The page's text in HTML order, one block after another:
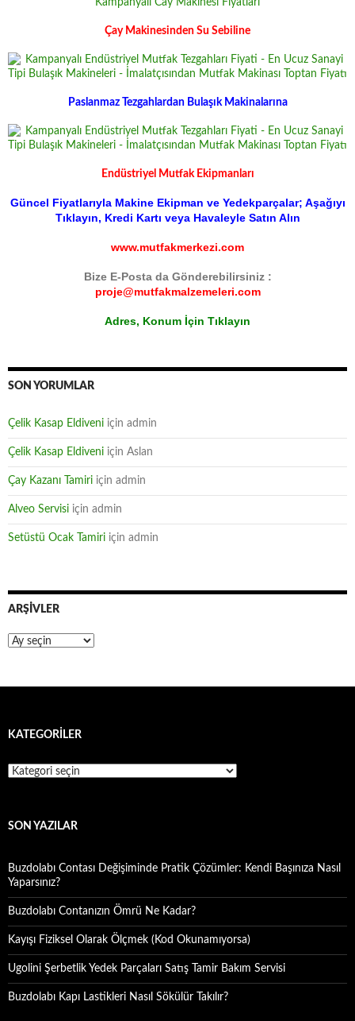
Çay Makinesinden Su Sebiline
Paslanmaz Tezgahlardan Bulaşık Makinalarına
Endüstriyel Mutfak Ekipmanları
Güncel Fiyatlarıyla Makine Ekipman ve Yedekparçalar; Aşağıyı
Tıklayın, Kredi Kartı veya Havaleyle Satın Alın
www.mutfakmerkezi.com
Bize E-Posta da Gönderebilirsiniz :
proje@mutfakmalzemeleri.com
Adres, Konum İçin Tıklayın
SON YORUMLAR
Çelik Kasap Eldiveni için admin
Çelik Kasap Eldiveni için Aslan
Çay Kazanı Tamiri için admin
Alveo Servisi için admin
Setüstü Ocak Tamiri için admin
ARŞIVLER
Arşivler
KATEGORILER
Kategoriler
SON YAZILAR
Buzdolabı Contası Değişiminde Pratik Çözümler: Kendi Başınıza Nasıl
Yaparsınız?
Buzdolabı Contanızın Ömrü Ne Kadar?
Kayışı Fiziksel Olarak Ölçmek (Kod Okunamıyorsa)
Ugolini Şerbetlik Yedek Parçaları Satış Tamir Bakım Servisi
Buzdolabı Kapı Lastikleri Nasıl Sökülür Takılır?